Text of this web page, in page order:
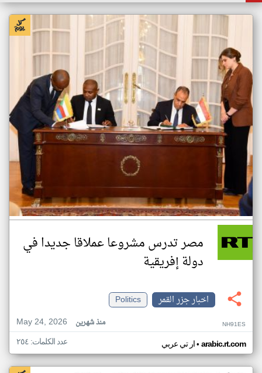
مصر تدرس مشروعا عملاقا جديدا في
دولة إفريقية
اخبار جزر القمر
Politics
May 24, 2026
منذ شهرين NH91ES
ار تي عربي• arabic.rt.com عدد الكلمات: ٢٥٤